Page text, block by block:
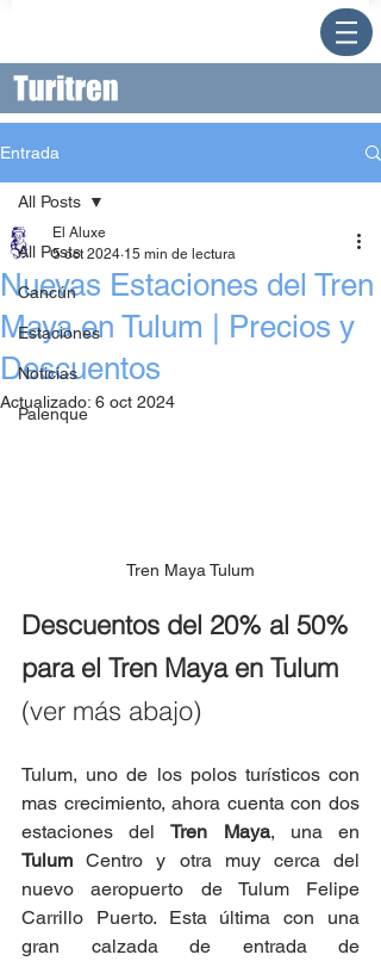
Entrada
All Posts
Cancún
Estaciones
Noticias
Palenque
All Posts
Nuevas Estaciones del Tren
Maya en Tulum | Precios y
Descuentos
El Aluxe
5 oct 2024 15 min de lectura
Actualizado: 6 oct 2024
Tren Maya Tulum
Descuentos del 20% al 50%
para el Tren Maya en Tulum
(ver más abajo)
Tulum, uno de los polos turísticos con
mas crecimiento, ahora cuenta con dos
estaciones del Tren Maya
Tulum Centro y otra muy cerca del
nuevo aeropuerto de Tulum Felipe
Carrillo Puerto. Esta última con una
gran calzada de entrada de